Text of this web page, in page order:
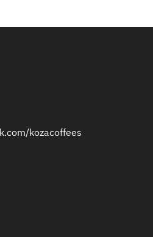
kozacoffees